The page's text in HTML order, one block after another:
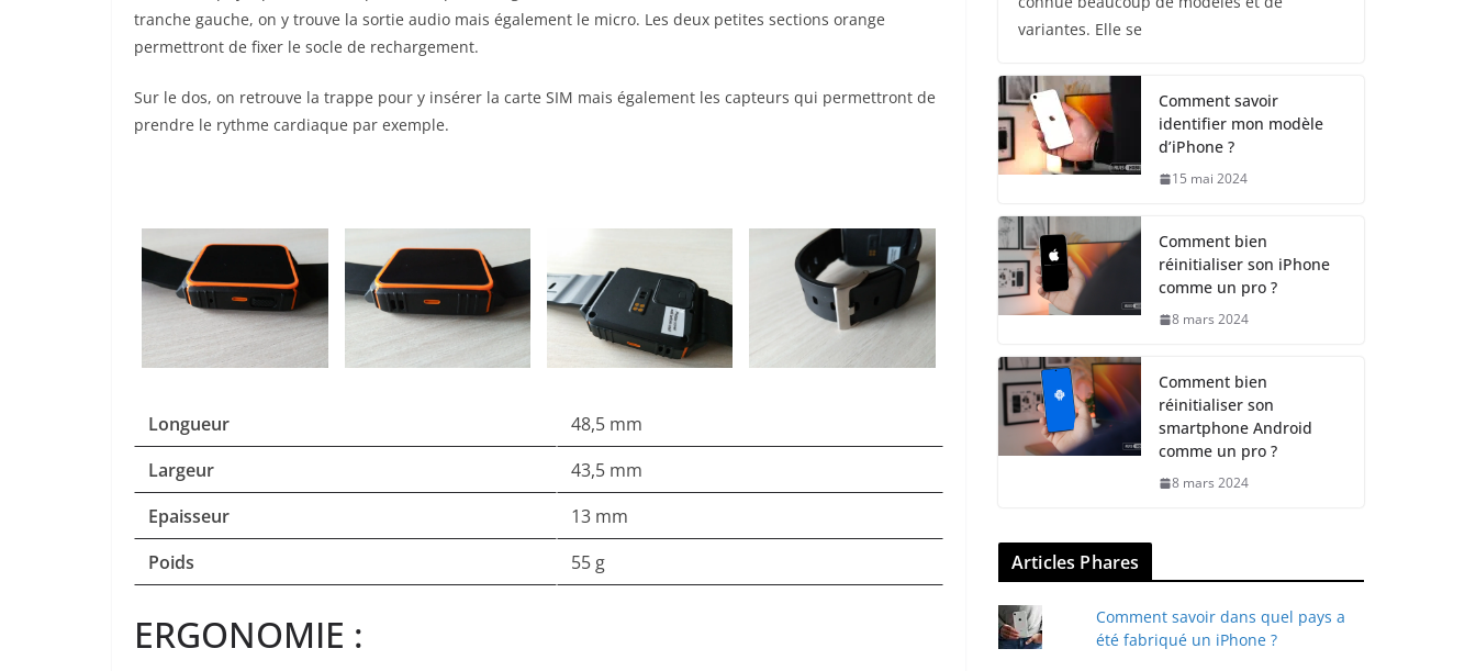
tranche gauche, on y trouve la sortie audio mais également le micro. Les deux petites sections orange
permettront de fixer le socle de rechargement.
Sur le dos, on retrouve la trappe pour y insérer la carte SIM mais également les capteurs qui permettront de
prendre le rythme cardiaque par exemple.
Longueur
48,5 mm
Largeur
43,5 mm
Epaisseur
13 mm
Poids
55 g
ERGONOMIE :
variantes. Elle se
Comment savoir
identifier mon modèle
d’iPhone ?
15 mai 2024
Comment bien
réinitialiser son iPhone
comme un pro ?
8 mars 2024
Comment bien
réinitialiser son
smartphone Android
comme un pro ?
8 mars 2024
Articles Phares
Comment savoir dans quel pays a
été fabriqué un iPhone ?